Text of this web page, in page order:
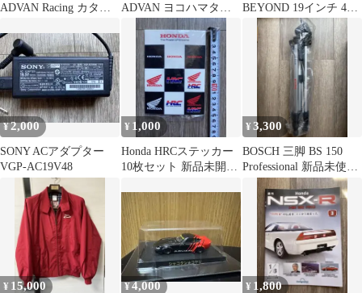
ADVAN Racing カタロ
ADVAN ヨコハマタイ
ヤ Tシャツ L デッドス
トック
BEYOND 19インチ 4本
セット！！
¥2,000
SONY ACアダプター
VGP-AC19V48
¥ 1,000
Honda HRCステッカー
10枚セット 新品未開封
¥3,300
BOSCH 三脚 BS 150
Professional 新品未使用
¥ 15,000 ¥4,000 ¥ 1,800